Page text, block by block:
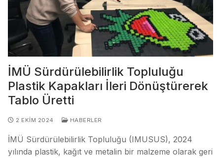
İMÜ Sürdürülebilirlik Topluluğu
Plastik Kapakları İleri Dönüştürerek
Tablo Üretti
2 EKIM 2024 HABERLER
İMÜ Sürdürülebilirlik Topluluğu (IMUSUS), 2024
yılında plastik, kağıt ve metalin bir malzeme olarak geri